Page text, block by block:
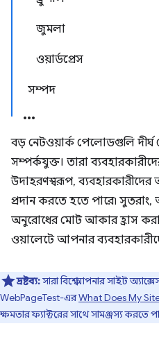
জুমলা
ওয়ার্ডপ্রেস
সম্পদ
বড় নেটওয়ার্ক পেলোডগুলি দীর্ঘ
সম্পর্কযুক্ত। তারা
উদাহরণস্বরূপ,
প্রদান করতে হতে পারে৷
অনুরোধের মোট আকার হ্রাস
ওয়ালেটে আপনার
দ্রষ্টব্য:সারা বিশ্বে আপনার সাইট
WebPageTest-এরWhat Does My
ক্ষমতার ফ্যাক্টরের সাথে সামঞ্জস্য করতে